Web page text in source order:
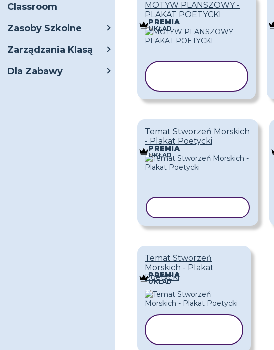
Classroom
Zasoby Szkolne
Zarządzania Klasą
Dla Zabawy
MOTYW PLANSZOWY -
PLAKAT POETYCKI
PREMIA
UKŁAD
Temat Stworzeń Morskich
- Plakat Poetycki
PREMIA
UKŁAD
Temat Stworzeń
Morskich - Plakat
Poetycki
PREMIA
UKŁAD